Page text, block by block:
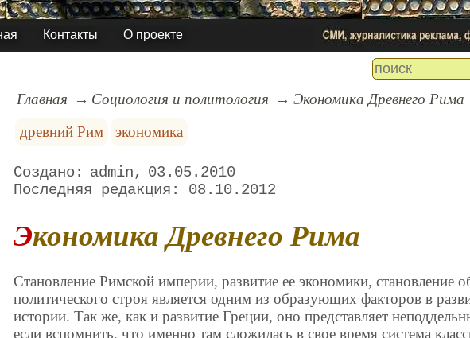
Контакты О проекте
Главная Социология и политология
Экономика Древнего Рима
древний Рим
экономика
admin
03.05.2010
08.10.2012
Экономика Древнего Рима
Становление Римской империи, развитие ее экономики, становление
политического строя является одним из образующих факторов в
истории. Так же, как и развитие Греции, оно представляет
если вспомнить, что именно там сложилась в свое время система